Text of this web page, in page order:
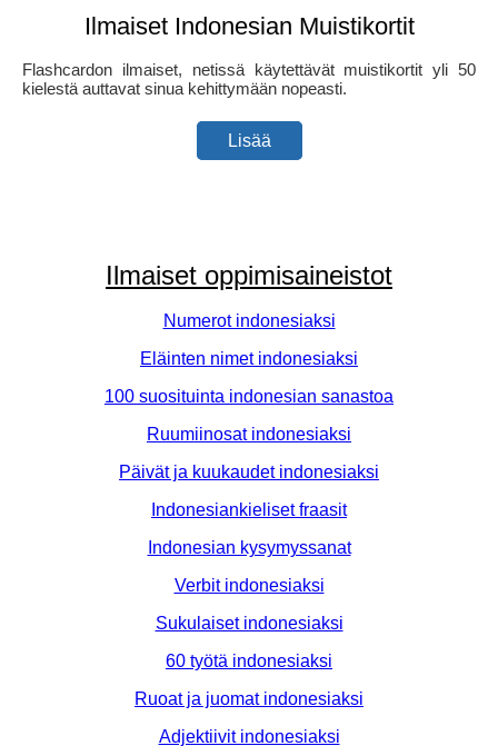
Ilmaiset Indonesian Muistikortit
Flashcardon ilmaiset, netissä käytettävät muistikortit yli 50
kielestä auttavat sinua kehittymään nopeasti.
Lisää
Ilmaiset oppimisaineistot
Numerot indonesiaksi
Eläinten nimet indonesiaksi
100 suosituinta indonesian sanastoa
Ruumiinosat indonesiaksi
Päivät ja kuukaudet indonesiaksi
Indonesiankieliset fraasit
Indonesian kysymyssanat
Verbit indonesiaksi
Sukulaiset indonesiaksi
60 työtä indonesiaksi
Ruoat ja juomat indonesiaksi
Adjektiivit indonesiaksi